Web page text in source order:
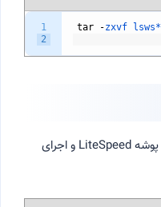
1
2
tar -zxvf lsws*
بعد از بارگیری LiteSpeed، سی دی به پوشه LiteSpeed و اجرای